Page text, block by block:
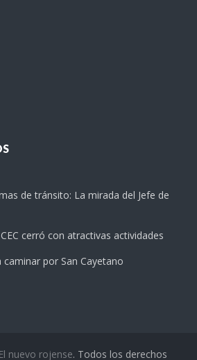
de tránsito: La mirada del Jefe de
cerró con atractivas actividades
caminar por San Cayetano
El nuevo rojense. Todos los derechos